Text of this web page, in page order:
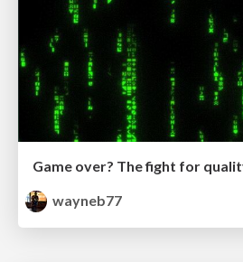
wayneb77